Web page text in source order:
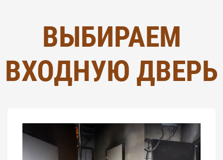
ВЫБИРАЕМ
ВХОДНУЮ ДВЕРЬ